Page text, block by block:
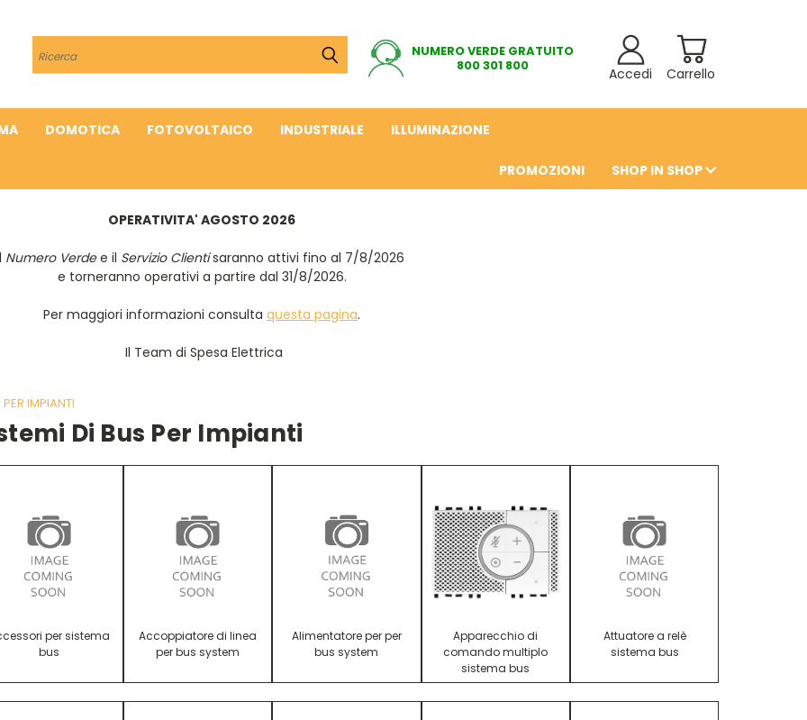
Cerca
NUMERO VERDE GRATUITO
800 301 800
Carrello
Accedi
DOMOTICA FOTOVOLTAICO INDUSTRIALE ILLUMINAZIONE
PROMOZIONI SHOP IN SHOP
OPERATIVITA' AGOSTO 2026
Numero Verdee il Servizio Clientisaranno attivi fino al 7/8/2026
e torneranno operativi a partire dal 31/8/2026.
Per maggiori informazioni consulta questa pagina.
Il Team di Spesa Elettrica
IMPIANTI
Di Bus Per Impianti
per sistema
bus
Accoppiatore di linea
per bus system
Alimentatore per per
bus system
Apparecchio di
comando multiplo
sistema bus
Attuatore a relè
sistema bus